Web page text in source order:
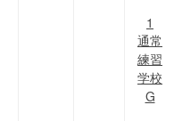
1
通常
練習
学校
G